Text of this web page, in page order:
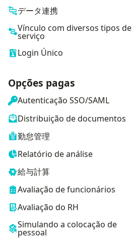
データ連携
Vínculo com diversos tipos de
serviço
Login Único
Opções pagas
Autenticação SSO/SAML
Distribuição de documentos
勤怠管理
Relatório de análise
給与計算
Avaliação de funcionários
Avaliação do RH
Simulando a colocação de
pessoal